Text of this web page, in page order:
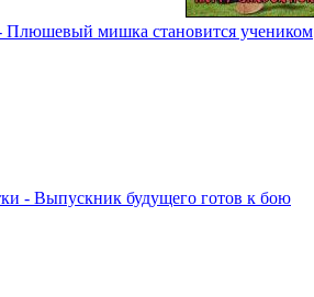
Плюшевый мишка становится учеником
- Выпускник будущего готов к бою